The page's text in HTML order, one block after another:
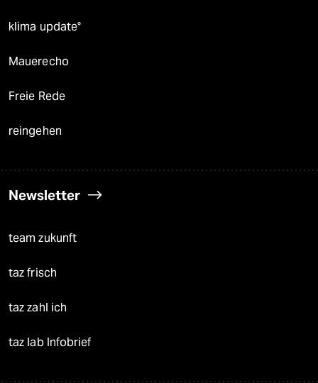
klima update°
Mauerecho
Freie Rede
reingehen
Newsletter
team zukunft
taz frisch
taz zahl ich
taz lab Infobrief